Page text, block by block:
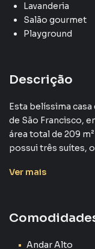
Lavanderia
Salão gourmet
Playground
Descrição
Esta belíssima
de São Francisco,
área total de 209
possui três suítes,
gourmet,
proporcionando
Ver mais
Andar Alto